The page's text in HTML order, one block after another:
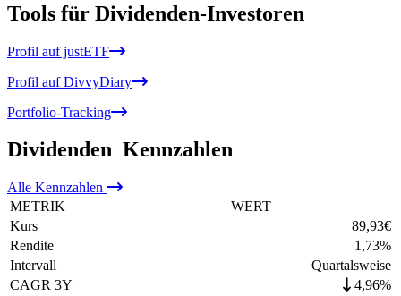
Tools für Dividenden-Investoren
Profil auf justETF
Profil auf DivvyDiary
Portfolio-Tracking
Dividenden Kennzahlen
Alle Kennzahlen
METRIK
WERT
Kurs
89,93€
Rendite
1,73%
Intervall
Quartalsweise
CAGR 3Y
4,96%